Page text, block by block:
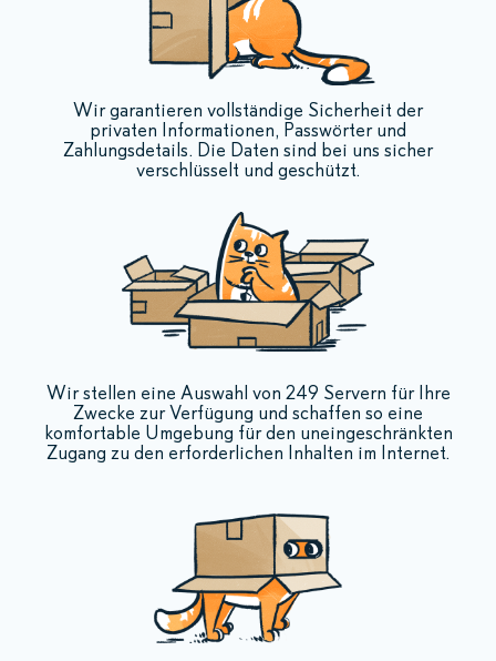
Wir garantieren vollständige Sicherheit der
privaten Informationen, Passwörter und
Zahlungsdetails. Die Daten sind bei uns sicher
verschlüsselt und geschützt.
Wir stellen eine Auswahl von 249 Servern für Ihre
Zwecke zur Verfügung und schaffen so eine
komfortable Umgebung für den uneingeschränkten
Zugang zu den erforderlichen Inhalten im Internet.